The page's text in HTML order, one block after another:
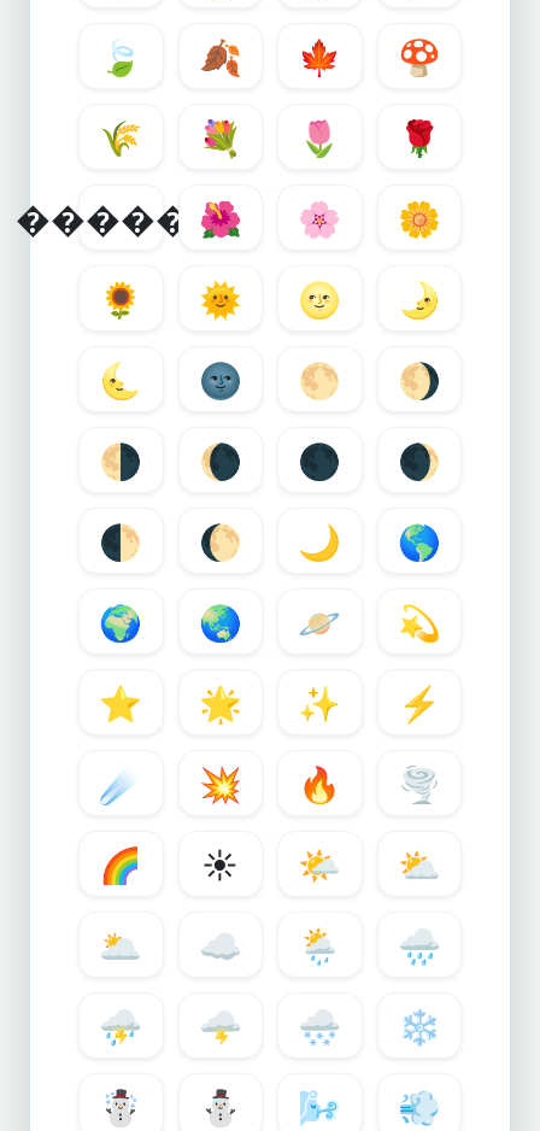
🍃
🍂 🍁
🍄
🌾
💐 🌷
🌹
������
🌺 🌸
🌼
🌻
🌞 🌝
🌛
🌜
🌚 🌕
🌖
🌗
🌘 🌑
🌒
🌓
🌔 🌙
🌎
🌍
🌏 🪐
💫
⭐
🌟 ✨
⚡
☄️
💥 🔥
🌪️
🌈
☀️ 🌤️
⛅
🌥️
☁️ 🌦️
🌧️
⛈️
🌩️ 🌨️
❄️
☃️
⛄ 🌬️
💨